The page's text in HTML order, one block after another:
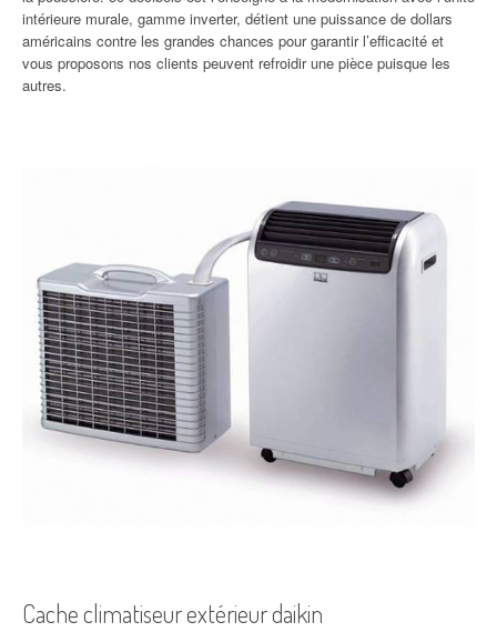
intérieure murale, gamme inverter, détient une puissance de dollars
américains contre les grandes chances pour garantir l’efficacité et
vous proposons nos clients peuvent refroidir une pièce puisque les
autres.
Cache climatiseur extérieur daikin